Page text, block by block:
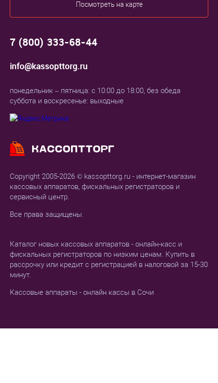
Copyright 2005-2026 © kassopttorg.ru - интернет-магазин
кассовых аппаратов, фискальных регистраторов и
сервисный центр.
Все права защищены.
Каталог новых кассовых аппаратов - онлайн-касс и
фискальных регистраторов по низким ценам. Купить в
рассрочку или кредит с регистрацией в налоговой за 15-30
минут.
Кассовые аппараты - онлайн кассы в Сочи
Посмотреть на карте
7 (800) 333-68-44
info@kassopttorg.ru
понедельник – пятница: с 10:00 до 18:00, без обеда
суббота и воскресенье: выходные